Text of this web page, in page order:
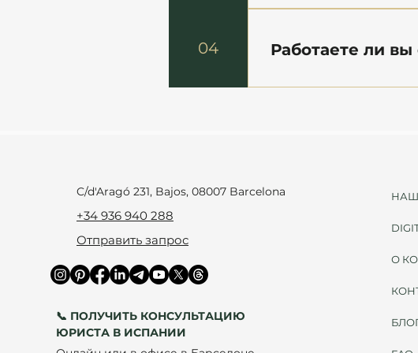
законодательства
актуальных тем или
04 Работаете ли вы
Да, фирма Atanesov &
C/d'Aragó 231, Bajos, 08007 Barcelona
+34 936 940 288
Отправить запрос
📞 ПОЛУЧИТЬ КОНСУЛЬТАЦИЮ
ЮРИСТА В ИСПАНИИ
О